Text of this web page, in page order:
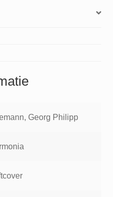
Georg Philipp